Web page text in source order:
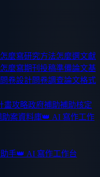
麼寫研究方法怎麼選文獻
麼寫期刊投稿準備論文基
問卷設計問卷調查論文格式
畫攻略政府補助補助核定
助案資料庫👑 AI 寫作工作
手👑 AI 寫作工作台